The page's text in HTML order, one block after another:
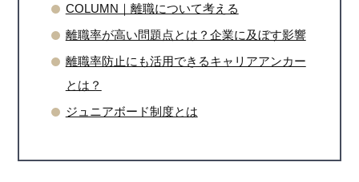
COLUMN｜離職について考える
離職率が高い問題点とは？企業に及ぼす影響
離職率防止にも活用できるキャリアアンカー
とは？
ジュニアボード制度とは